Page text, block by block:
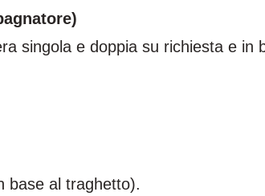
singola e doppia su richiesta e in
base al traghetto).